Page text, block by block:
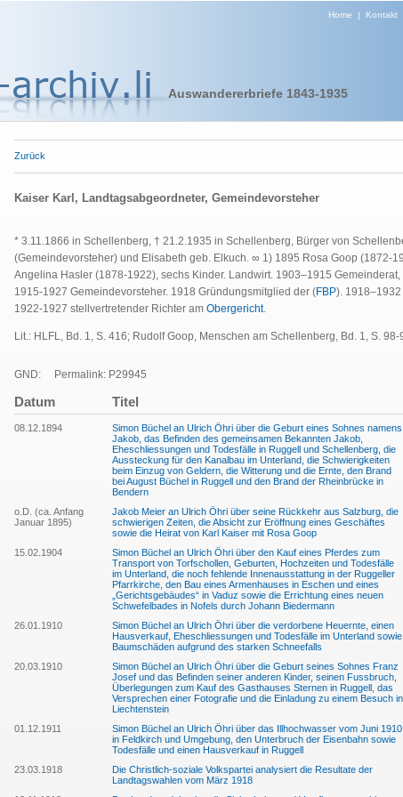
Home | Kontakt
Auswandererbriefe 1843-1935
Zurück
Kaiser Karl, Landtagsabgeordneter, Gemeindevorsteher
* 3.11.1866 in Schellenberg, † 21.2.1935 in Schellenberg, Bürger von
(Gemeindevorsteher) und Elisabeth geb. Elkuch. ∞ 1) 1895 Rosa Goop (1872-
Angelina Hasler (1878-1922), sechs Kinder. Landwirt. 1903–1915
1915-1927 Gemeindevorsteher. 1918 Gründungsmitglied der (FBP).
1922-1927 stellvertretender Richter am Obergericht.
Lit.: HLFL, Bd. 1, S. 416; Rudolf Goop, Menschen am Schellenberg, Bd. 1, S. 98-
GND: Permalink: P29945
Datum Titel
08.12.1894
Simon Büchel an Ulrich Öhri über die Geburt eines Sohnes namens
Jakob, das Befinden des gemeinsamen Bekannten Jakob,
Eheschliessungen und Todesfälle in Ruggell und Schellenberg, die
Aussteckung für den Kanalbau im Unterland, die Schwierigkeiten
beim Einzug von Geldern, die Witterung und die Ernte, den Brand
bei August Büchel in Ruggell und den Brand der Rheinbrücke in
Bendern
o.D. (ca. Anfang
Januar 1895)
Jakob Meier an Ulrich Öhri über seine Rückkehr aus Salzburg, die
schwierigen Zeiten, die Absicht zur Eröffnung eines Geschäftes
sowie die Heirat von Karl Kaiser mit Rosa Goop
15.02.1904
Simon Büchel an Ulrich Öhri über den Kauf eines Pferdes zum
Transport von Torfschollen, Geburten, Hochzeiten und Todesfälle
im Unterland, die noch fehlende Innenausstattung in der Ruggeller
Pfarrkirche, den Bau eines Armenhauses in Eschen und eines
„Gerichtsgebäudes“ in Vaduz sowie die Errichtung eines neuen
Schwefelbades in Nofels durch Johann Biedermann
26.01.1910
Simon Büchel an Ulrich Öhri über die verdorbene Heuernte, einen
Hausverkauf, Eheschliessungen und Todesfälle im Unterland sowie
Baumschäden aufgrund des starken Schneefalls
20.03.1910
Simon Büchel an Ulrich Öhri über die Geburt seines Sohnes Franz
Josef und das Befinden seiner anderen Kinder, seinen Fussbruch,
Überlegungen zum Kauf des Gasthauses Sternen in Ruggell, das
Versprechen einer Fotografie und die Einladung zu einem Besuch in
Liechtenstein
01.12.1911
Simon Büchel an Ulrich Öhri über das Illhochwasser vom Juni 1910
in Feldkirch und Umgebung, den Unterbruch der Eisenbahn sowie
Todesfälle und einen Hausverkauf in Ruggell
23.03.1918
Die Christlich-soziale Volkspartei analysiert die Resultate der
Landtagswahlen vom März 1918